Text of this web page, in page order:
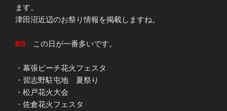
ます。
津田沼近辺のお祭り情報を掲載しますね。
8/3 この日が一番多いです。
・幕張ビーチ花火フェスタ
・習志野駐屯地 夏祭り
・松戸花火大会
・佐倉花火フェスタ